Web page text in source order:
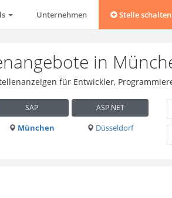
Unternehmen Stelle schalten
in
für Entwickler,
SAP ASP.NET
München Düsseldorf